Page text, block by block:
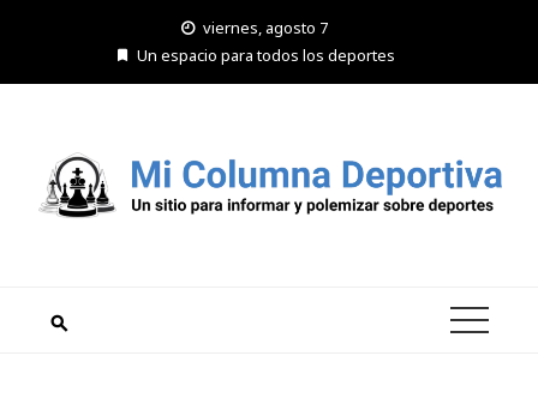
viernes, agosto 7
Un espacio para todos los deportes